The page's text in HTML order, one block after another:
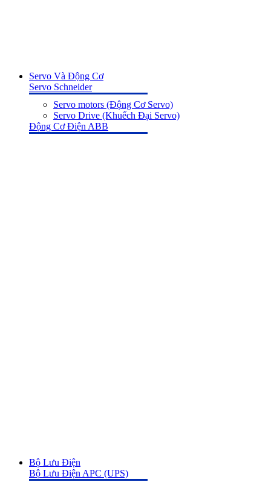
Servo Và Động Cơ
Servo Schneider
Servo motors (Động Cơ Servo)
Servo Drive (Khuếch Đại Servo)
Động Cơ Điện ABB
Bộ Lưu Điện
Bộ Lưu Điện APC (UPS)